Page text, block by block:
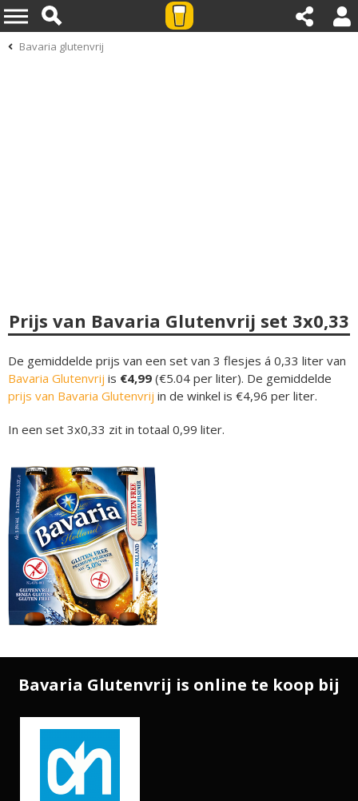
Bavaria glutenvrij
Prijs van Bavaria Glutenvrij set 3x0,33
De gemiddelde prijs van een set van 3 flesjes á 0,33 liter van
Bavaria Glutenvrij is €4,99 (€5.04 per liter). De gemiddelde
prijs van Bavaria Glutenvrij in de winkel is €4,96 per liter.
In een set 3x0,33 zit in totaal 0,99 liter.
Bavaria Glutenvrij is online te koop bij